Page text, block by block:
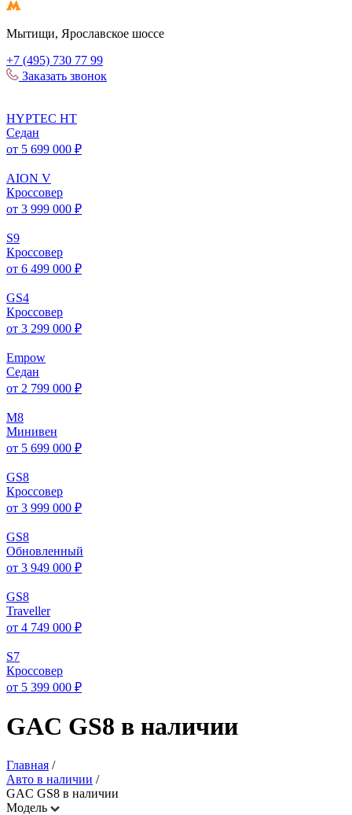
Мытищи, Ярославское шоссе
+7 (495) 730 77 99
Заказать звонок
HYPTEC HT
Седан
от 5 699 000 ₽
AION V
Кроссовер
от 3 999 000 ₽
S9
Кроссовер
от 6 499 000 ₽
GS4
Кроссовер
от 3 299 000 ₽
Empow
Седан
от 2 799 000 ₽
M8
Минивен
от 5 699 000 ₽
GS8
Кроссовер
от 3 999 000 ₽
GS8
Обновленный
от 3 949 000 ₽
GS8
Traveller
от 4 749 000 ₽
S7
Кроссовер
от 5 399 000 ₽
GAC GS8 в наличии
Главная /
Авто в наличии /
GAC GS8 в наличии
Модель